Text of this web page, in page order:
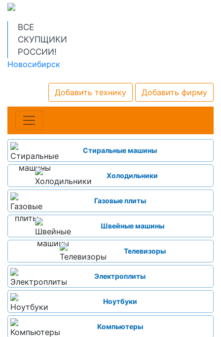
ВСЕ
СКУПЩИКИ
РОССИИ!
Новосибирск
Добавить технику Добавить фирму
Стиральные машины
Холодильники
Газовые плиты
Швейные машины
Телевизоры
Электроплиты
Ноутбуки
Компьютеры